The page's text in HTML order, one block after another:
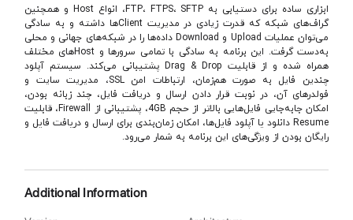
ابزاری ساده برای دستیابی به FTP، FTPS، SFTP، انواع Host و همچنین
گراف‌های شبكه كه قدرت زیادی در مدیریت Client‌ها داشته و به سادگی
می‌توان عملیات Upload و Download داده‌ها را در شبكه‌های جهانی و محلی
به‌دست گرفت. این برنامه به سادگی با تمامی سرورها و Hostهای مختلف
همراه شده و از قابلیت Drag & Drop پشتیبانی می‌کند. سیستم آپلود
چندین فایل به صورت هم‌زمان، ارتباطات امن SSL، مدیریت سایت و
فولدرهای آن، در نوبت قرار دادن ارسال و دریافت فایل، چند زبانه بودن،
امکان جا‌به‌جایی فایل‌هایی بالاتر از حجم 4GB، پشتیبانی از Firewall، قابليت
Resume دانلود يا آپلود فايل‌ها، امکان زمان‌بندی برای ارسال و دريافت فايل و
رایگان بودن از ویژگی‌های این برنامه به شمار می‌رود.
Additional Information